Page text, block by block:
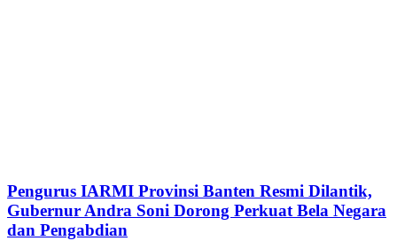
Pengurus IARMI Provinsi Banten Resmi Dilantik,
Gubernur Andra Soni Dorong Perkuat Bela Negara
dan Pengabdian